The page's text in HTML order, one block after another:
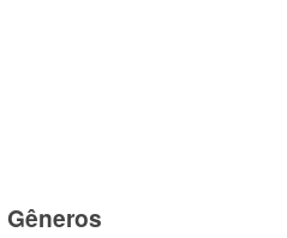
Gêneros